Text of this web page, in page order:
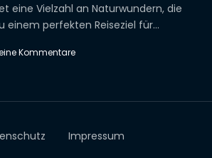
eine Vielzahl an Naturwundern, die
einem perfekten Reiseziel für…
Kommentare
Impressum